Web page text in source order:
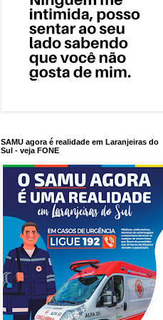
SAMU agora é realidade em Laranjeiras do
Sul - veja FONE